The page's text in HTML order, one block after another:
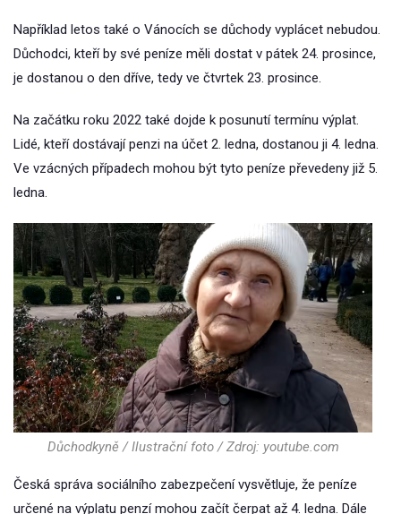
Například letos také o Vánocích se důchody vyplácet nebudou.
Důchodci, kteří by své peníze měli dostat v pátek 24. prosince,
je dostanou o den dříve, tedy ve čtvrtek 23. prosince.
Na začátku roku 2022 také dojde k posunutí termínu výplat.
Lidé, kteří dostávají penzi na účet 2. ledna, dostanou ji 4. ledna.
Ve vzácných případech mohou být tyto peníze převedeny již 5.
ledna.
Důchodkyně / Ilustrační foto / Zdroj: youtube.com
Česká správa sociálního zabezpečení vysvětluje, že peníze
určené na výplatu penzí mohou začít čerpat až 4. ledna. Dále